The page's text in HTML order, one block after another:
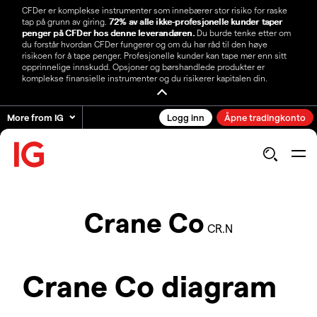
CFDer er komplekse instrumenter som innebærer stor risiko for raske
tap på grunn av giring. 72% av alle ikke-profesjonelle kunder taper
penger på CFDer hos denne leverandøren.Du burde tenke etter om
du forstår hvordan CFDer fungerer og om du har råd til den høye
risikoen for å tape penger. Profesjonelle kunder kan tape mer enn sitt
opprinnelige innskudd. Opsjoner og børshandlede produkter er
komplekse finansielle instrumenter og du risikerer kapitalen din.
More from IG Logg inn Åpne tradingkonto
Crane Co CR.N
Crane Co diagram